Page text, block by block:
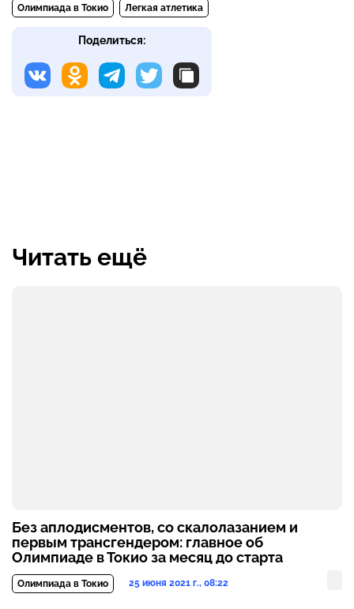
Олимпиада в Токио Легкая атлетика
Поделиться:
Читать ещё
Без аплодисментов, со скалолазанием и
первым трансгендером: главное об
Олимпиаде в Токио за месяц до старта
Олимпиада в Токио 25 июня 2021 г., 08:22